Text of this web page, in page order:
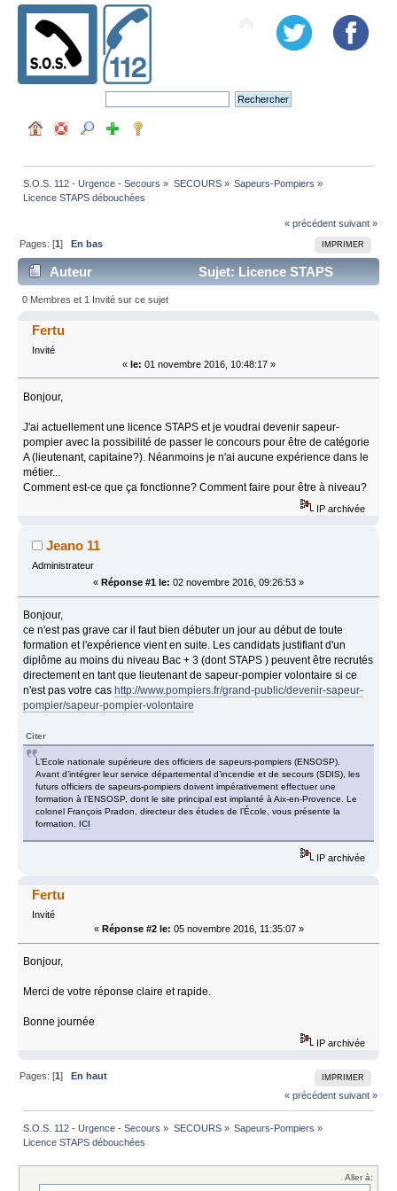
S.O.S. 112 - Urgence - Secours » SECOURS» Sapeurs-Pompiers »
Licence STAPS débouchées
« précédent suivant »
IMPRIMER
Pages: [1]En bas
Auteur
Sujet: Licence STAPS
débouchées (Lu 15192 fois)
0 Membres et 1 Invité sur ce sujet
Fertu
Invité
« le: 01 novembre 2016, 10:48:17 »
Bonjour,
J'ai actuellement une licence STAPS et je voudrai devenir sapeur-
pompier avec la possibilité de passer le concours pour être de catégorie
A (lieutenant, capitaine?). Néanmoins je n'ai aucune expérience dans le
métier...
Comment est-ce que ça fonctionne? Comment faire pour être à niveau?
IP archivée
Jeano 11
Administrateur
« Réponse #1 le: 02 novembre 2016, 09:26:53 »
Bonjour,
ce n'est pas grave car il faut bien débuter un jour au début de toute
formation et l'expérience vient en suite. Les candidats justifiant d'un
diplôme au moins du niveau Bac + 3 (dont STAPS ) peuvent être recrutés
directement en tant que lieutenant de sapeur-pompier volontaire si ce
n'est pas votre cas http://www.pompiers.fr/grand-public/devenir-sapeur-
pompier/sapeur-pompier-volontaire
Citer
L’Ecole nationale supérieure des officiers de sapeurs-pompiers (ENSOSP).
Avant d’intégrer leur service départemental d’incendie et de secours (SDIS), les
futurs officiers de sapeurs-pompiers doivent impérativement effectuer une
formation à l’ENSOSP, dont le site principal est implanté à Aix-en-Provence. Le
colonel François Pradon, directeur des études de l’École, vous présente la
formation.ICI
IP archivée
Fertu
Invité
« Réponse #2 le: 05 novembre 2016, 11:35:07 »
Bonjour,
Merci de votre réponse claire et rapide.
Bonne journée
IP archivée
IMPRIMER
Pages: [1]
En haut
« précédent suivant »
S.O.S. 112 - Urgence - Secours » SECOURS» Sapeurs-Pompiers »
Licence STAPS débouchées
Aller à: